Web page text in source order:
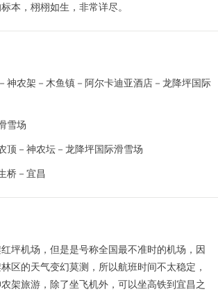
本，栩栩如生，非常详尽。
神农架－木鱼镇－阿尔卡迪亚酒店－龙降坪国际
雪场
顶－神农坛－龙降坪国际滑雪场
桥－宜昌
坪机场，但是是号称全国最不准时的机场，因
区的天气变幻莫测，所以航班时间不太稳定，
架旅游，除了坐飞机外，可以坐高铁到宜昌之